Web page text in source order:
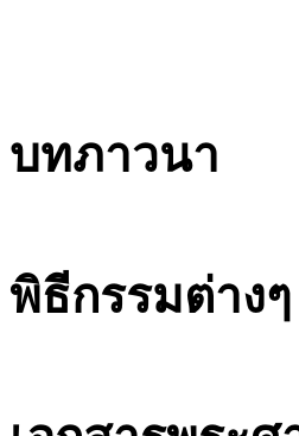
บทภาวนา
พิธีกรรมต่างๆ